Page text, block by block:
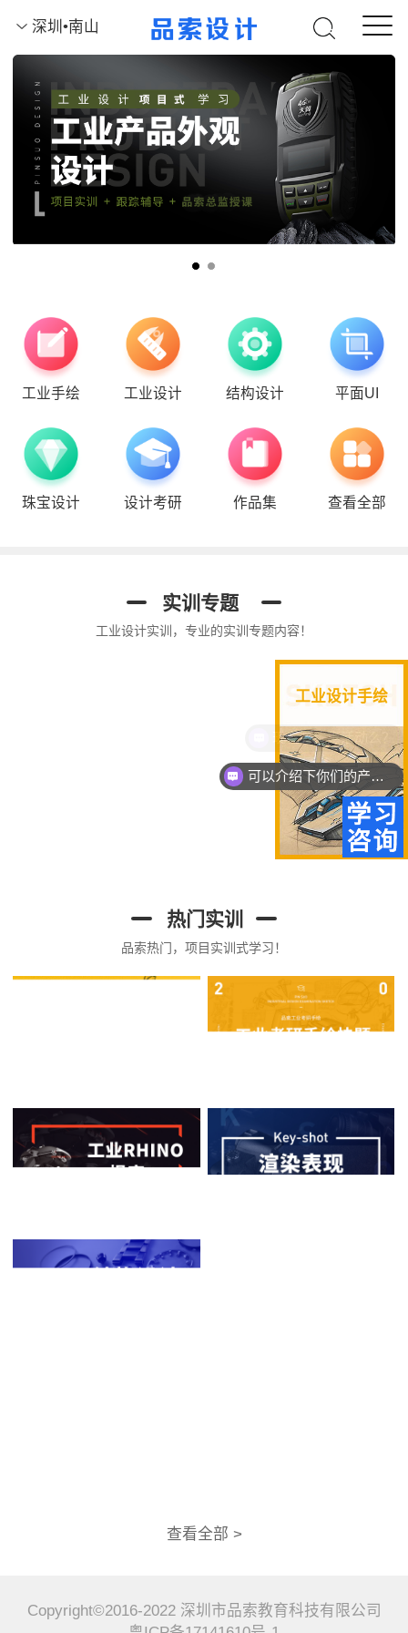
深圳•南山
工业手绘 工业设计 结构设计 平面UI
珠宝设计 设计考研 作品集 查看全部
实训专题
工业设计实训，专业的实训专题内容！
工业设计手绘
热门实训
品索热门，项目实训式学习！
查看全部 >
Copyright©2016-2022 深圳市品索教育科技有限公司
现在有优惠活动么？